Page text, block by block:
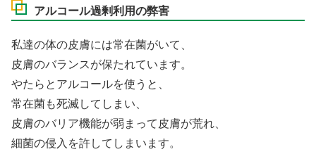
アルコール過剰利用の弊害
私達の体の皮膚には常在菌がいて、
皮膚のバランスが保たれています。
やたらとアルコールを使うと、
常在菌も死滅してしまい、
皮膚のバリア機能が弱まって皮膚が荒れ、
細菌の侵入を許してしまいます。